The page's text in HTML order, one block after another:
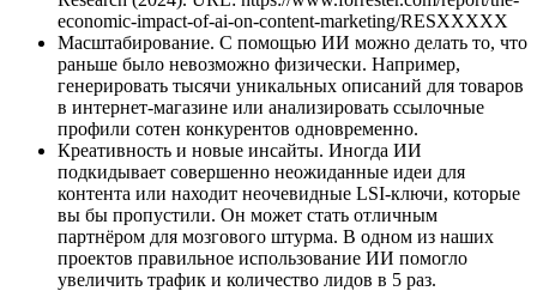
economic-impact-of-ai-on-content-marketing/RESXXXXX
Масштабирование. С помощью ИИ можно делать то, что
раньше было невозможно физически. Например,
генерировать тысячи уникальных описаний для товаров
в интернет-магазине или анализировать ссылочные
профили сотен конкурентов одновременно.
Креативность и новые инсайты. Иногда ИИ
подкидывает совершенно неожиданные идеи для
контента или находит неочевидные LSI-ключи, которые
вы бы пропустили. Он может стать отличным
партнёром для мозгового штурма. В одном из наших
проектов правильное использование ИИ помогло
увеличить трафик и количество лидов в 5 раз.